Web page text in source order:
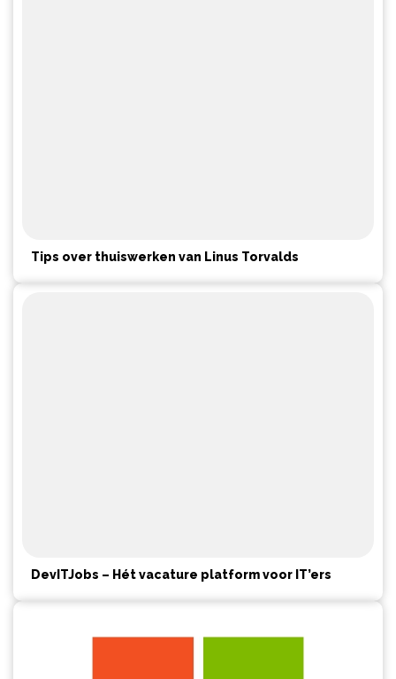
Tips over thuiswerken van Linus Torvalds
DevITJobs – Hét vacature platform voor IT’ers